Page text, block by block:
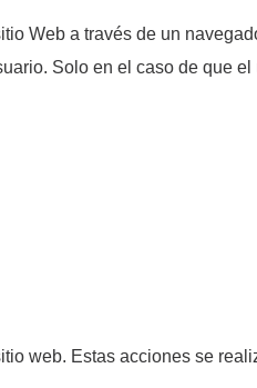
Web a través de un
Solo en el caso de que
web. Estas acciones se